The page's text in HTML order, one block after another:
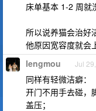
床单基本 1-2 周就
所以说养猫会治好
他原因宽容度就会
lengmou Jul
同样有轻微洁癖：
开门不用手去碰，
盖压；